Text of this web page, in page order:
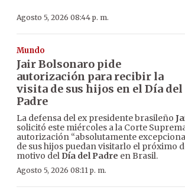
Agosto 5, 2026 08:44 p. m.
Mundo
Jair Bolsonaro pide
autorización para recibir la
visita de sus hijos en el Día del
Padre
La defensa del ex presidente brasileño
solicitó este miércoles a la Corte
autorización “absolutamente
de sus hijos puedan visitarlo el próximo
motivo del Día del Padre en Brasil.
Agosto 5, 2026 08:11 p. m.